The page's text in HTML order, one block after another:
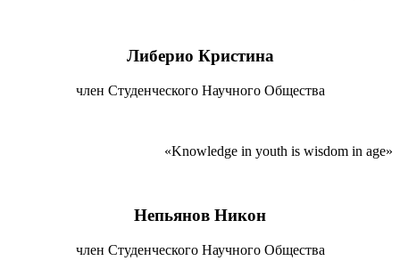
Либерио Кристина
член Студенческого Научного Общества
«Knowledge in youth is wisdom in age»
Непьянов Никон
член Студенческого Научного Общества